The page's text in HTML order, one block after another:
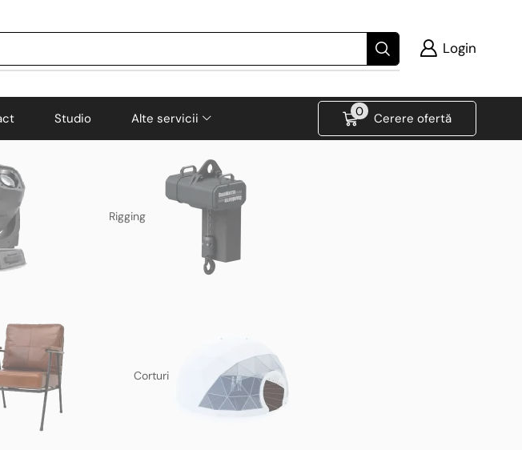
Login
Studio Alte servicii 0 Cerere ofertă
Rigging
Corturi